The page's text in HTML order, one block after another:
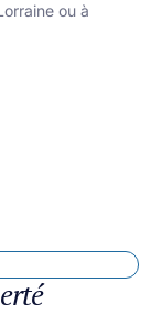
ou à